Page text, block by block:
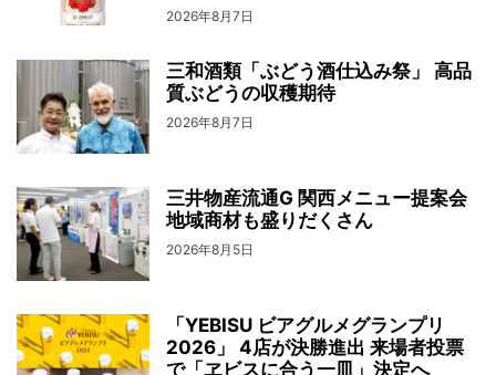
2026年8月7日
三和酒類「ぶどう酒仕込み祭」 高品
質ぶどうの収穫期待
2026年8月7日
三井物産流通G 関西メニュー提案会
地域商材も盛りだくさん
2026年8月5日
「YEBISU ビアグルメグランプリ
2026」 4店が決勝進出 来場者投票
で「ヱビスに合う一皿」決定へ